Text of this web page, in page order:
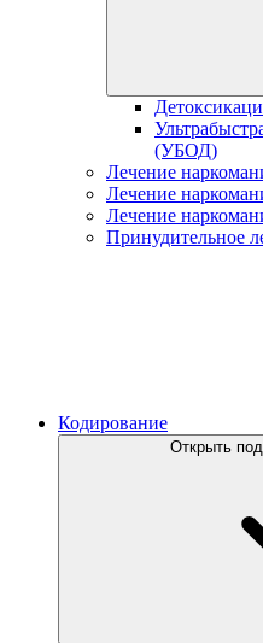
(УБОД)
Лечение
Лечение
Лечение
Принудительное
Кодирование
Открыть